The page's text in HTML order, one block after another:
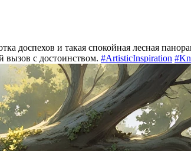
доспехов и такая спокойная лесная
вызов с достоинством. #ArtisticInspiration